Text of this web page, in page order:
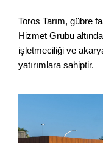
Toros Tarım, gübre
Hizmet Grubu
işletmeciliği ve
yatırımlara sahiptir.